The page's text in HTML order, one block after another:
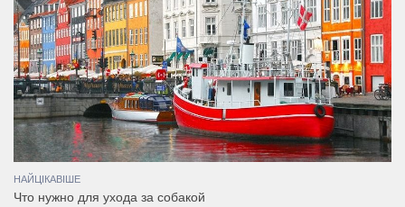
НАЙЦІКАВІШЕ
Что нужно для ухода за собакой